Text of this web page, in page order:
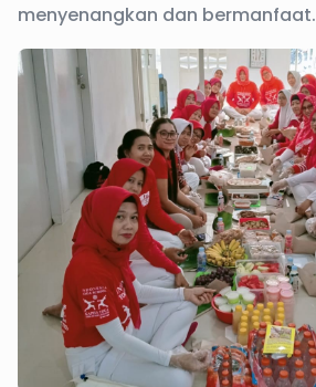
menyenangkan dan bermanfaat.